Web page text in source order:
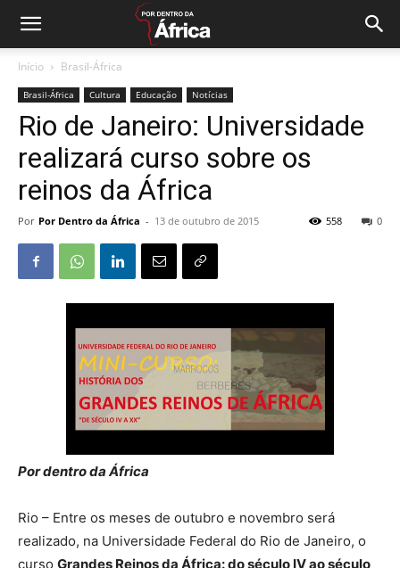
Início Brasil-África
Brasil-África Cultura Educação Notícias
Rio de Janeiro: Universidade
realizará curso sobre os
reinos da África
Por Por Dentro da África - 13 de outubro de 2015 0
558
Por dentro da África
Rio – Entre os meses de outubro e novembro será
realizado, na Universidade Federal do Rio de Janeiro, o
curso Grandes Reinos da África: do século IV ao século